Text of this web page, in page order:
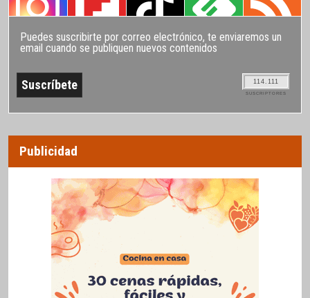
Puedes suscribirte por correo electrónico, te enviaremos un
email cuando se publiquen nuevos contenidos
114.111
SUSCRIPTORES
Publicidad